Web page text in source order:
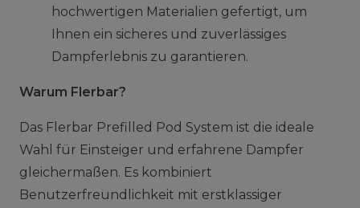
hochwertigen Materialien gefertigt, um
Ihnen ein sicheres und zuverlässiges
Dampferlebnis zu garantieren.
Warum Flerbar?
Das Flerbar Prefilled Pod System ist die ideale
Wahl für Einsteiger und erfahrene Dampfer
gleichermaßen. Es kombiniert
Benutzerfreundlichkeit mit erstklassiger